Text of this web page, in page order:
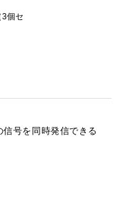
個セ
信号を同時発信できる